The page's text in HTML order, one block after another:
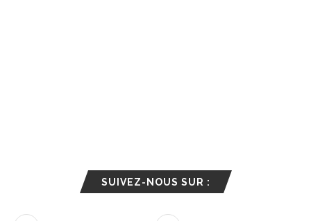
SUIVEZ-NOUS SUR :